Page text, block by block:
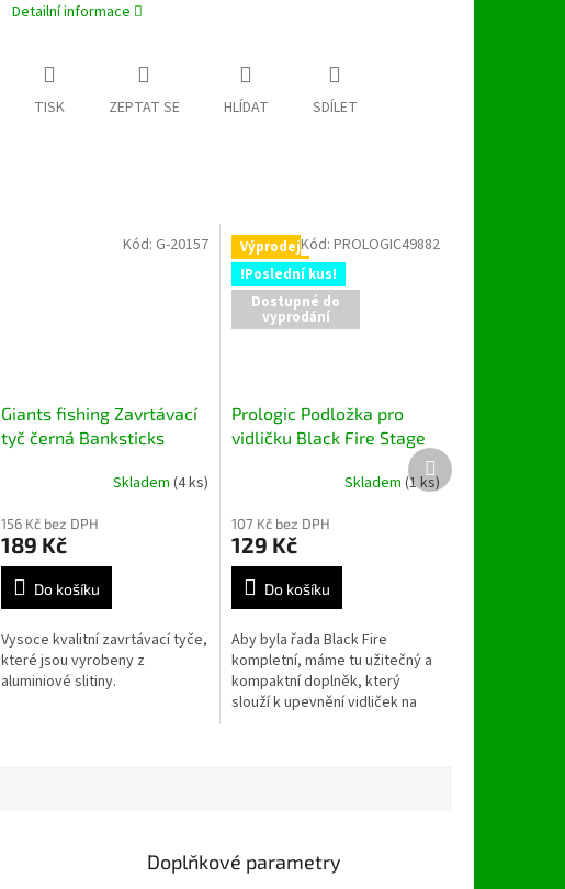
Detailní informace
TISK ZEPTAT SE HLÍDAT SDÍLET
Giants fishing Zavrtávací
tyč černá Banksticks
Skladem(4 ks)
156 Kč bez DPH
189 Kč
Do košíku
Vysoce kvalitní zavrtávací tyče,
které jsou vyrobeny z
aluminiové slitiny.
Kód: G-20157
Výprodej
!Poslední kus!
Dostupné do
vyprodání
Prologic Podložka pro
vidličku Black Fire Stage
Skladem (1 ks)
107 Kč bez DPH
129 Kč
Do košíku
Aby byla řada Black Fire
kompletní, máme tu užitečný a
kompaktní doplněk, který
slouží k upevnění vidliček na
Kód: PROLOGIC49882
Další
produkt
Doplňkové parametry